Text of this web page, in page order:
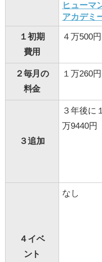
ヒューマ
アカデミ
１初期
費用
４万500円
２毎月の
料金
１万260円
３追加
３年後に
万9440円
４ イベ
ント
なし